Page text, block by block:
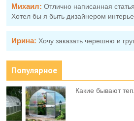
Михаил: Отлично написанная
Хотел бы я быть дизайнером
Ирина: Хочу заказать черешню и
Популярное
Какие бывают